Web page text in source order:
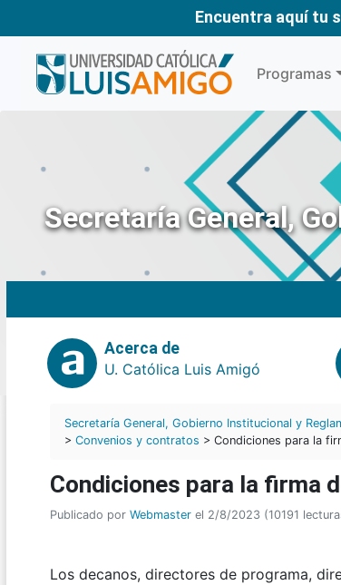
Encuentra aquí tu
Programas
Secretaría General,
Acerca de
U. Católica Luis Amigó
Secretaría General, Gobierno Institucional y
> Convenios y contratos > Condiciones para la
Condiciones para la firma
Publicado por Webmaster el 2/8/2023 (10191
Los decanos, directores de programa,